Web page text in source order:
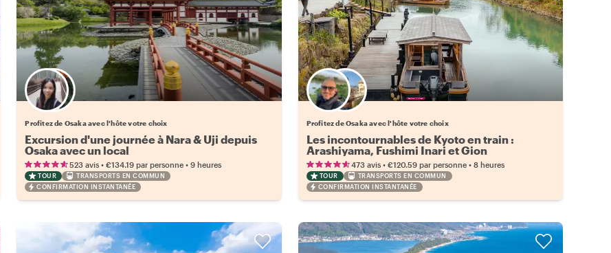
Choisissez votre local favori
Profitez de Osaka avec l'hôte votre choix
Excursion d'une journée à Nara & Uji depuis
Osaka avec un local
523 avis •€134.19 par personne •9 heures
TOUR
TRANSPORTS EN COMMUN
CONFIRMATION INSTANTANÉE
Choisissez votre local favori
Profitez de Osaka avec l'hôte votre choix
Les incontournables de Kyoto en train :
Arashiyama, Fushimi Inari et Gion
473 avis• €120.59 par personne• 8 heures
TOUR
TRANSPORTS EN COMMUN
CONFIRMATION INSTANTANÉE